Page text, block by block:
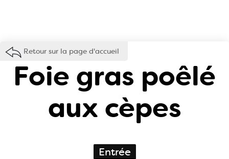
Retour sur la page d'accueil
Foie gras poêlé
aux cèpes
Entrée